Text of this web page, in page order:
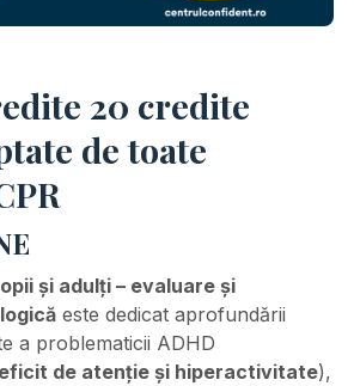
20 credite
de toate
și adulți – evaluare și
este dedicat aprofundării
a problematicii ADHD
de atenție și hiperactivitate),